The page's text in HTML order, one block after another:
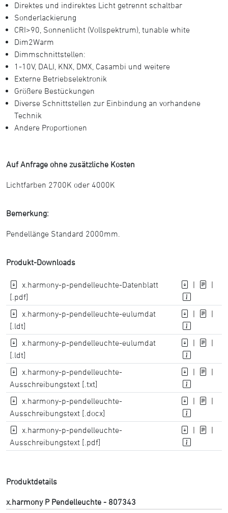
Direktes und indirektes Licht getrennt schaltbar
Sonderlackierung
CRI>90, Sonnenlicht (Vollspektrum), tunable white
Dim2Warm
Dimmschnittstellen:
1-10V, DALI, KNX, DMX, Casambi und weitere
Externe Betriebselektronik
Größere Bestückungen
Diverse Schnittstellen zur Einbindung an vorhandene
Technik
Andere Proportionen
Auf Anfrage ohne zusätzliche Kosten
Lichtfarben 2700K oder 4000K
Bemerkung:
Pendellänge Standard 2000mm.
Produkt-Downloads
x.harmony-p-pendelleuchte-Datenblatt
[.pdf]
| |
x.harmony-p-pendelleuchte-eulumdat
[.ldt]
| |
x.harmony-p-pendelleuchte-eulumdat
[.ldt]
| |
x.harmony-p-pendelleuchte-
Ausschreibungstext [.txt]
| |
x.harmony-p-pendelleuchte-
Ausschreibungstext [.docx]
| |
x.harmony-p-pendelleuchte-
Ausschreibungstext [.pdf]
| |
Produktdetails
x.harmony P Pendelleuchte - 807343